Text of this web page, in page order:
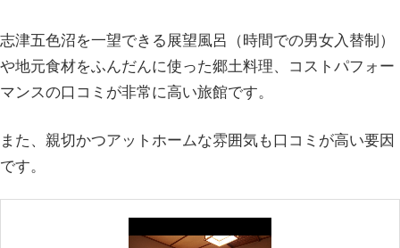
志津五色沼を一望できる展望風呂（時間での男女入替制）
や地元食材をふんだんに使った郷土料理、コストパフォー
マンスの口コミが非常に高い旅館です。
また、親切かつアットホームな雰囲気も口コミが高い要因
です。